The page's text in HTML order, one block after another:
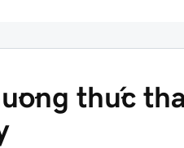
thức